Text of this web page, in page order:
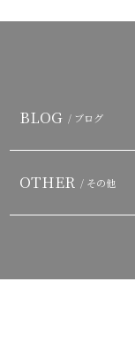
BLOG / ブログ
OTHER / その他